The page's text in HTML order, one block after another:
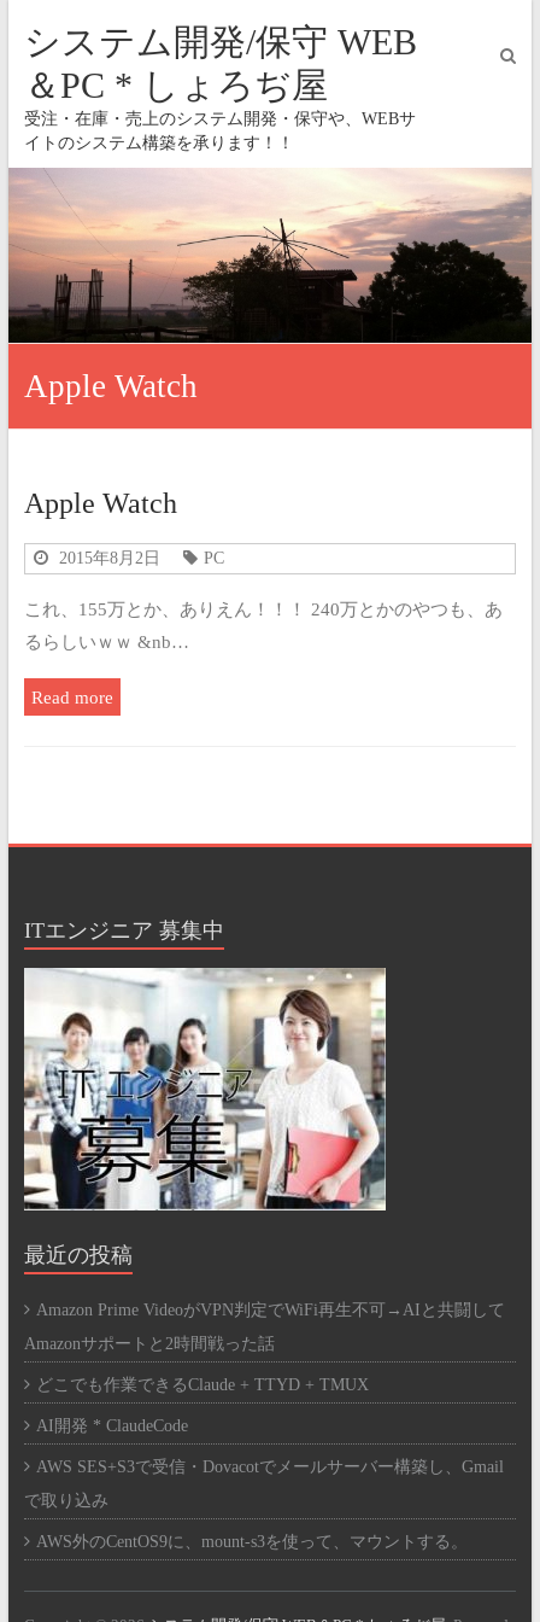
システム開発/保守 WEB
＆PC * しょろぢ屋
受注・在庫・売上のシステム開発・保守や、WEBサ
イトのシステム構築を承ります！！
Apple Watch
Apple Watch
2015年8月2日 PC
これ、155万とか、ありえん！！！ 240万とかのやつも、あ
るらしいｗｗ &nb…
Read more
ITエンジニア 募集中
最近の投稿
Amazon Prime VideoがVPN判定でWiFi再生不可→AIと共闘して
Amazonサポートと2時間戦った話
どこでも作業できるClaude + TTYD + TMUX
AI開発 * ClaudeCode
AWS SES+S3で受信・Dovacotでメールサーバー構築し、Gmail
で取り込み
AWS外のCentOS9に、mount-s3を使って、マウントする。